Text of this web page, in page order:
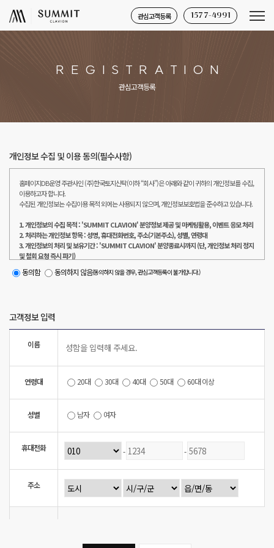
관심고객등록 1577-4991
R E G I S T R A T I O N
관심고객등록
개인정보 수집 및 이용 동의(필수사항)
홈페이지DB운영 주관사인 (주)한국토지신탁(이하 “회사”)은 아래와 같이 귀하의 개인정보를 수집,
이용하고자 합니다.
수집된 개인정보는 수집이용 목적 외에는 사용되지 않으며, 개인정보보호법을 준수하고 있습니다.
1. 개인정보의 수집 목적 : 'SUMMIT CLAVION' 분양정보 제공 및 마케팅활용, 이벤트 응모 처리
2. 처리하는 개인정보 항목 : 성명, 휴대전화번호, 주소(기본주소), 성별, 연령대
3. 개인정보의 처리 및 보유기간 : 'SUMMIT CLAVION' 분양종료시까지 (단, 개인정보 처리 정지
및 철회 요청 즉시 파기)
있습니다. (단, 동의 거부시 관심고객등록이 불가하며, 이벤트 응모도 불가합니다.)
- 분양대행사 : ㈜상림디엠텍 – 전화/문자 등을 통한 분양정보 안내 및 이벤트 등 광고성 정보 전달,
분양상담, 물품배송 등.
- 개인정보보호 최종 책임자 : 한국토지신탁 준법지원팀장
동의함 동의하지 않음(동의하지 않을 경우, 관심고객등록이 불가합니다.)
고객정보 입력
이름
연령대 20대 30대 40대 50대 60대 이상
성별 남자 여자
휴대전화 - -
주소